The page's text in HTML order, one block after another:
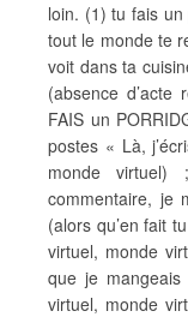
loin. (1) tu fais
tout le monde te
voit dans ta
(absence
FAIS un
postes « Là,
monde
commentaire, je
(alors qu’en fait
virtuel, monde
que je
virtuel, monde